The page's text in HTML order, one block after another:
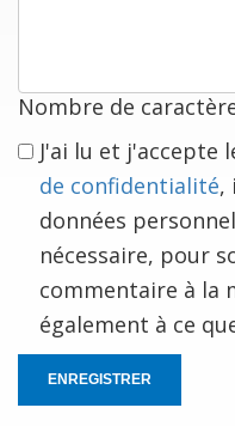
Nombre de
J'ai lu et j'accepte
de confidentialité,
données
nécessaire, pour
commentaire à la
également à ce
ENREGISTRER